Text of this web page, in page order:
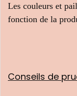
Les couleurs et
fonction de la
Conseils de